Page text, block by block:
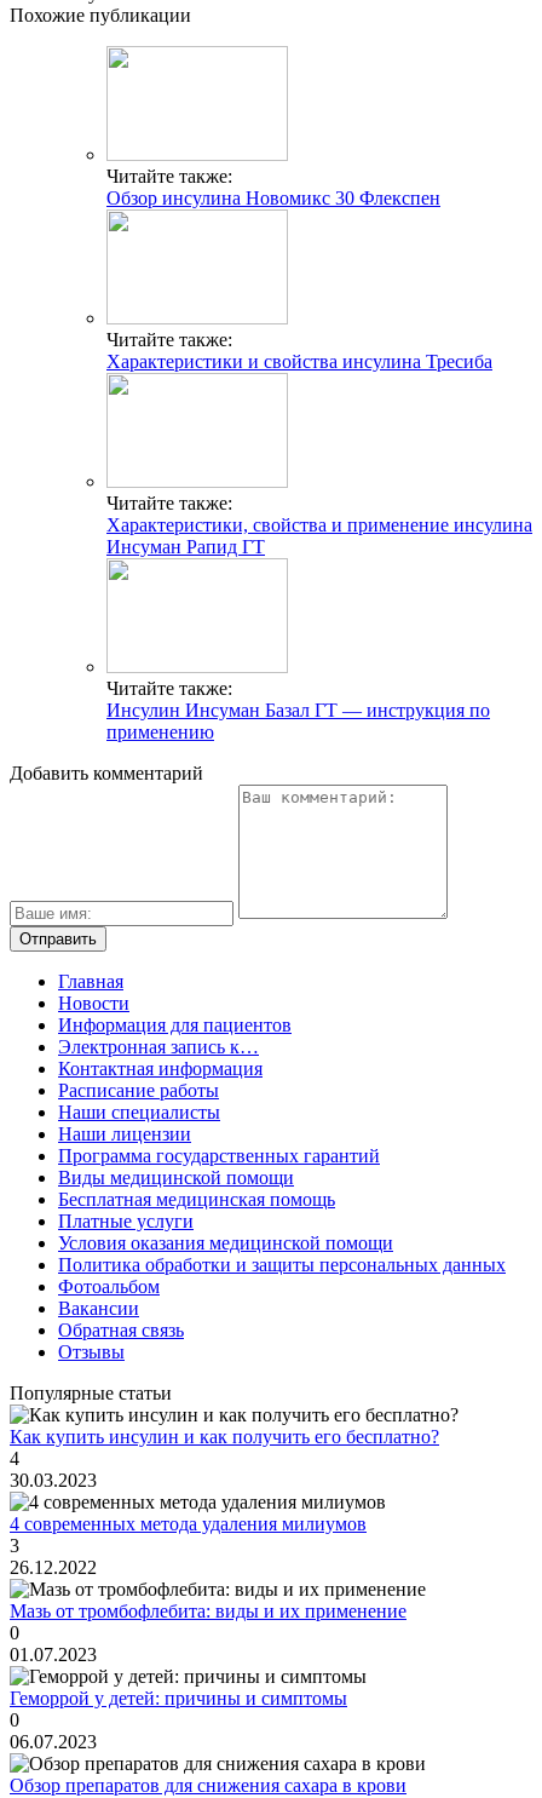
Похожие публикации
Читайте также:
Обзор инсулина Новомикс 30 Флекспен
Читайте также:
Характеристики и свойства инсулина Тресиба
Читайте также:
Характеристики, свойства и применение инсулина
Инсуман Рапид ГТ
Читайте также:
Инсулин Инсуман Базал ГТ — инструкция по
применению
Добавить комментарий
Главная
Новости
Информация для пациентов
Электронная запись к…
Контактная информация
Расписание работы
Наши специалисты
Наши лицензии
Программа государственных гарантий
Виды медицинской помощи
Бесплатная медицинская помощь
Платные услуги
Условия оказания медицинской помощи
Политика обработки и защиты персональных данных
Фотоальбом
Вакансии
Обратная связь
Отзывы
Популярные статьи
Как купить инсулин и как получить его бесплатно?
4
30.03.2023
4 современных метода удаления милиумов
3
26.12.2022
Мазь от тромбофлебита: виды и их применение
0
01.07.2023
Геморрой у детей: причины и симптомы
0
06.07.2023
Обзор препаратов для снижения сахара в крови